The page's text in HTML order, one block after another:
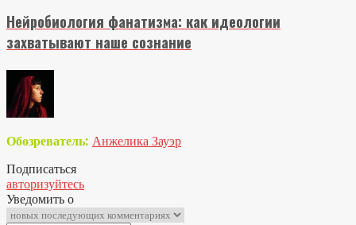
Нейробиология фанатизма: как идеологии
захватывают наше сознание
Обозреватель: Анжелика Зауэр
Подписаться
авторизуйтесь
Уведомить о